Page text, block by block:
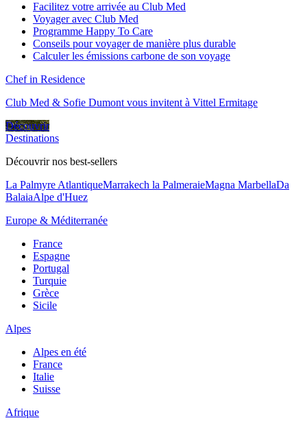
Facilitez votre arrivée au Club Med
Voyager avec Club Med
Programme Happy To Care
Conseils pour voyager de manière plus durable
Calculer les émissions carbone de son voyage
Chef in Residence
Club Med & Sofie Dumont vous invitent à Vittel Ermitage
Découvrir
Destinations
Découvrir nos best-sellers
La Palmyre AtlantiqueMarrakech la PalmeraieMagna MarbellaDa
BalaiaAlpe d'Huez
Europe & Méditerranée
France
Espagne
Portugal
Turquie
Grèce
Sicile
Alpes
Alpes en été
France
Italie
Suisse
Afrique